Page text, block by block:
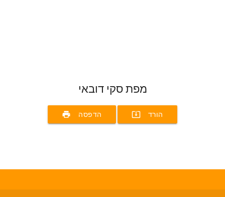
מפת סקי דובאי
print הדפסה system_update_alt הורד